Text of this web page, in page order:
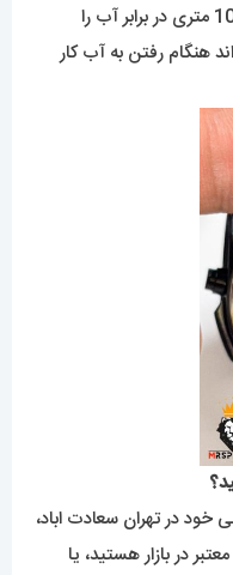
یک CASIO با مقاومت 50 متری یا 100 متری در برابر آب را
هنگام رفتن به آب کار
در تهران سعادت اباد،
معتبر در بازار هستید، یا